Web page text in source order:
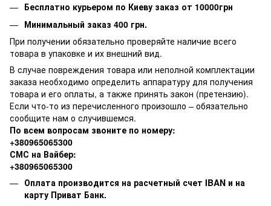
Бесплатно курьером по Киеву заказ от 10000грн
Минимальный заказ 400 грн.
При получении обязательно проверяйте наличие всего
товара в упаковке и их внешний вид.
В случае повреждения товара или неполной комплектации
заказа необходимо определить аппаратуру для получения
товара и его оплаты, а также принять закон (претензию).
Если что-то из перечисленного произошло – обязательно
сообщите нам о случившемся.
По всем вопросам звоните по номеру:
+380965065300
СМС на Вайбер:
+380965065300
Оплата производится на расчетный счет IBAN и на
карту Приват Банк.